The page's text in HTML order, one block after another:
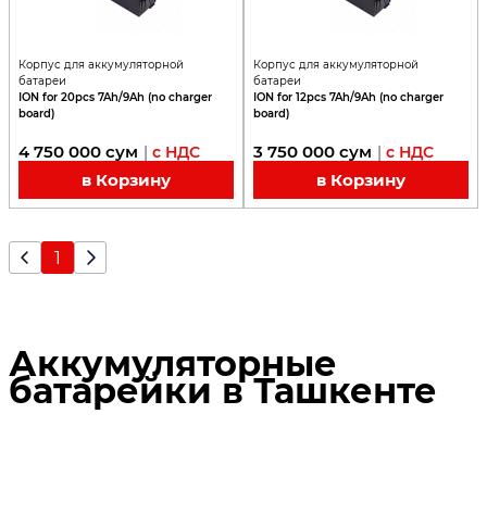
Корпус для аккумуляторной
батареи
ION for 20pcs 7Ah/9Ah (no charger
board)
4 750 000 сум | с НДС
в Корзину
Корпус для аккумуляторной
батареи
ION for 12pcs 7Ah/9Ah (no charger
board)
3 750 000 сум | с НДС
в Корзину
1
Аккумуляторные
батарейки в Ташкенте